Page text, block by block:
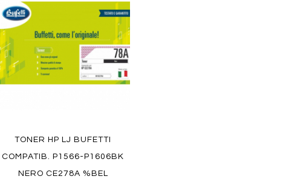
preferiti
confronto
TONER HP LJ BUFETTI
COMPATIB. P1566-P1606BK
NERO CE278A %BEL